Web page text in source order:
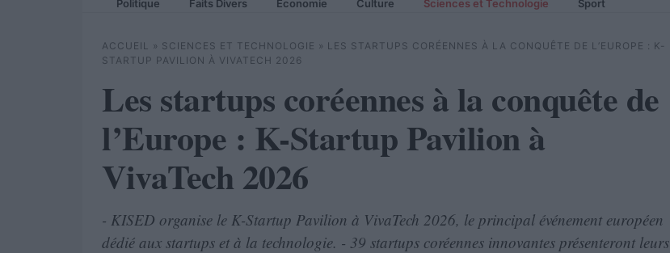
Politique Faits Divers Economie Culture Sciences et Technologie Sport
ACCUEIL » SCIENCES ET TECHNOLOGIE » LES STARTUPS CORÉENNES À LA CONQUÊTE DE L’EUROPE : K-
STARTUP PAVILION À VIVATECH 2026
Les startups coréennes à la conquête de
l’Europe : K-Startup Pavilion à
VivaTech 2026
- KISED organise le K-Startup Pavilion à VivaTech 2026, le principal événement européen
dédié aux startups et à la technologie. - 39 startups coréennes innovantes présenteront leurs